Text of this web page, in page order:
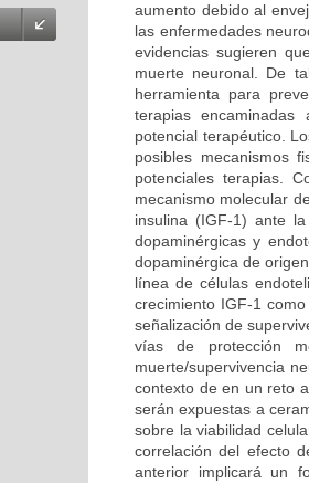
aumento debido al
las enfermedades
evidencias sugieren
muerte neuronal. De
herramienta para
terapias
potencial terapéutico.
posibles mecanismos
potenciales terapias.
mecanismo molecular
insulina (IGF-1) ante
dopaminérgicas y
dopaminérgica de
línea de células
crecimiento IGF-1
señalización de
vías de protección
muerte/supervivencia
contexto de en un reto
serán expuestas a
sobre la viabilidad
correlación del efecto
anterior implicará un